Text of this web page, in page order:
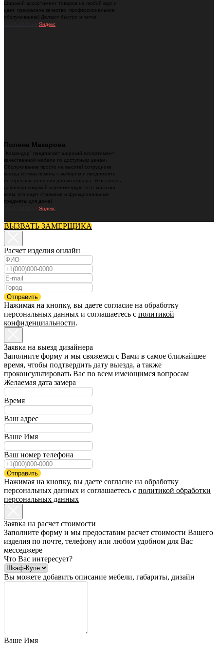
Широкий ассортимент товаров на любой вкус и
цвет, прекрасное качество, профессиональное
обслуживание) Делают быстро и четко
Яндекс
Полина Макарова
"Командор" предлагает широкий ассортимент
качественной мебели по доступным ценам.
Обслуживание просто на высоте! сотрудники
всегда готовы помочь с выбором и предложить
интересные решения для интерьера. Я осталась
довольна покупкой и рекомендую этот магазин
всем, кто ищет стильные и функциональные
предметы для дома!
Яндекс
ВЫЗВАТЬ ЗАМЕРЩИКА
Расчет изделия онлайн
Отправить
Нажимая на кнопку, вы даете согласие на обработку
персональных данных и соглашаетесь c политикой
конфиденциальности.
Заявка на выезд дизайнера
Заполните форму и мы свяжемся с Вами в самое ближайшее
время, чтобы подтвердить дату выезда, а также
проконсультировать Вас по всем имеющимся вопросам
Желаемая дата замера
Время
Ваш адрес
Ваше Имя
Ваш номер телефона
Отправить
Нажимая на кнопку, вы даете согласие на обработку
персональных данных и соглашаетесь c политикой обработки
персональных данных
Заявка на расчет стоимости
Заполните форму и мы предоставим расчет стоимости Вашего
изделия по почте, телефону или любом удобном для Вас
месседжере
Что Вас интересует?
Вы можете добавить описание мебели, габариты, дизайн
Ваше Имя